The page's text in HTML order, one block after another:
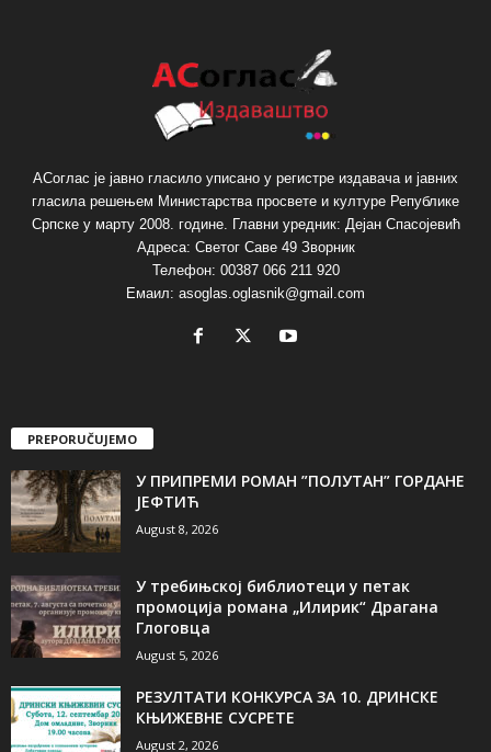
АСоглас је јавно гласило уписано у регистре издавача и јавних
гласила решењем Министарства просвете и културе Републике
Српске у марту 2008. године. Главни уредник: Дејан Спасојевић
Адреса: Светог Саве 49 Зворник
Телефон: 00387 066 211 920
Емаил: asoglas.oglasnik@gmail.com
PREPORUČUJEMO
У ПРИПРЕМИ РОМАН ”ПОЛУТАН” ГОРДАНЕ
ЈЕФТИЋ
August 8, 2026
У требињској библиотеци у петак
промоција романа „Илирик“ Драгана
Глоговца
August 5, 2026
РЕЗУЛТАТИ КОНКУРСА ЗА 10. ДРИНСКЕ
КЊИЖЕВНЕ СУСРЕТЕ
August 2, 2026